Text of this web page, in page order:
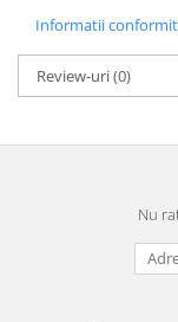
Informatii
Review-uri(0)
Nu